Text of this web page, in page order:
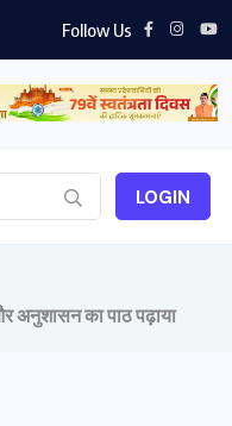
Follow Us
LOGIN
अनुशासन का पाठ पढ़ाया